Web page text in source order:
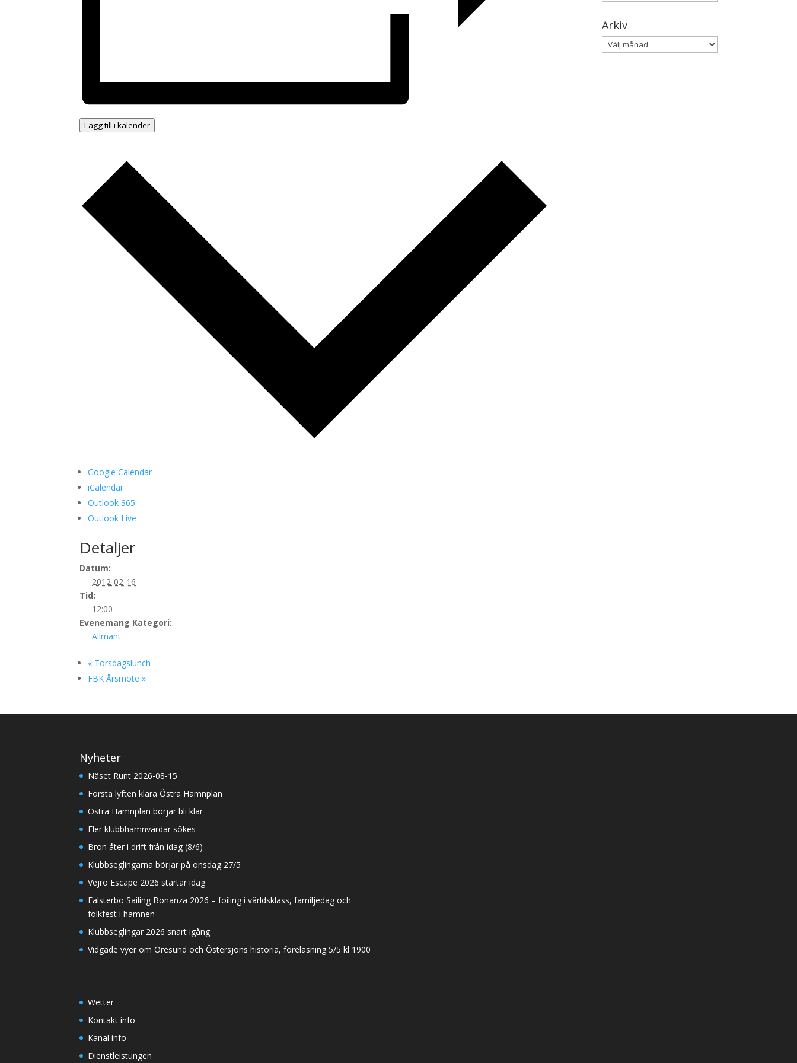
Lägg till i kalender
Google Calendar
iCalendar
Outlook 365
Outlook Live
Detaljer
Datum:
2012-02-16
Tid:
12:00
Evenemang Kategori:
Allmänt
« Torsdagslunch
FBK Årsmöte »
Arkiv
Arkiv
Nyheter
Näset Runt 2026-08-15
Första lyften klara Östra Hamnplan
Östra Hamnplan börjar bli klar
Fler klubbhamnvärdar sökes
Bron åter i drift från idag (8/6)
Klubbseglingarna börjar på onsdag 27/5
Vejrö Escape 2026 startar idag
Falsterbo Sailing Bonanza 2026 – foiling i världsklass, familjedag och
folkfest i hamnen
Klubbseglingar 2026 snart igång
Vidgade vyer om Öresund och Östersjöns historia, föreläsning 5/5 kl 1900
Wetter
Kontakt info
Kanal info
Dienstleistungen